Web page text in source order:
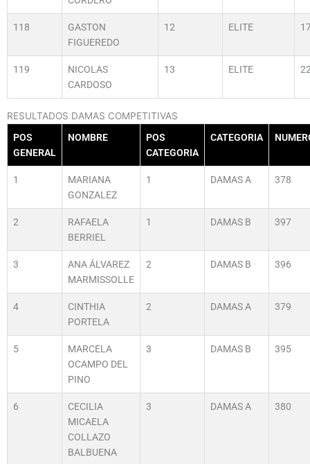
118
GASTON
FIGUEREDO
12 ELITE
119
NICOLAS
CARDOSO
13 ELITE
RESULTADOS DAMAS COMPETITIVAS
POS
GENERAL
NOMBRE
POS
CATEGORIA
CATEGORIA
1
MARIANA
GONZALEZ
1 DAMAS A 378
2
RAFAELA
BERRIEL
1 DAMAS B 397
3
ANA ÁLVAREZ
MARMISSOLLE
2 DAMAS B 396
4
CINTHIA
PORTELA
2 DAMAS A 379
5
MARCELA
OCAMPO DEL
PINO
3 DAMAS B 395
6
CECILIA
MICAELA
COLLAZO
BALBUENA
3 DAMAS A 380